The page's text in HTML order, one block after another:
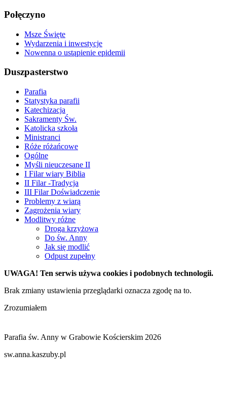
Połęczyno
Msze Święte
Wydarzenia i inwestycje
Nowenna o ustąpienie epidemii
Duszpasterstwo
Parafia
Statystyka parafii
Katechizacja
Sakramenty Św.
Katolicka szkoła
Ministranci
Róże różańcowe
Ogólne
Myśli nieuczesane II
I Filar wiary Biblia
II Filar -Tradycja
III Filar Doświadczenie
Problemy z wiarą
Zagrożenia wiary
Modlitwy różne
Droga krzyżowa
Do św. Anny
Jak się modlić
Odpust zupełny
UWAGA! Ten serwis używa cookies i podobnych technologii.
Brak zmiany ustawienia przeglądarki oznacza zgodę na to.
Zrozumiałem
Parafia św. Anny w Grabowie Kościerskim 2026
sw.anna.kaszuby.pl